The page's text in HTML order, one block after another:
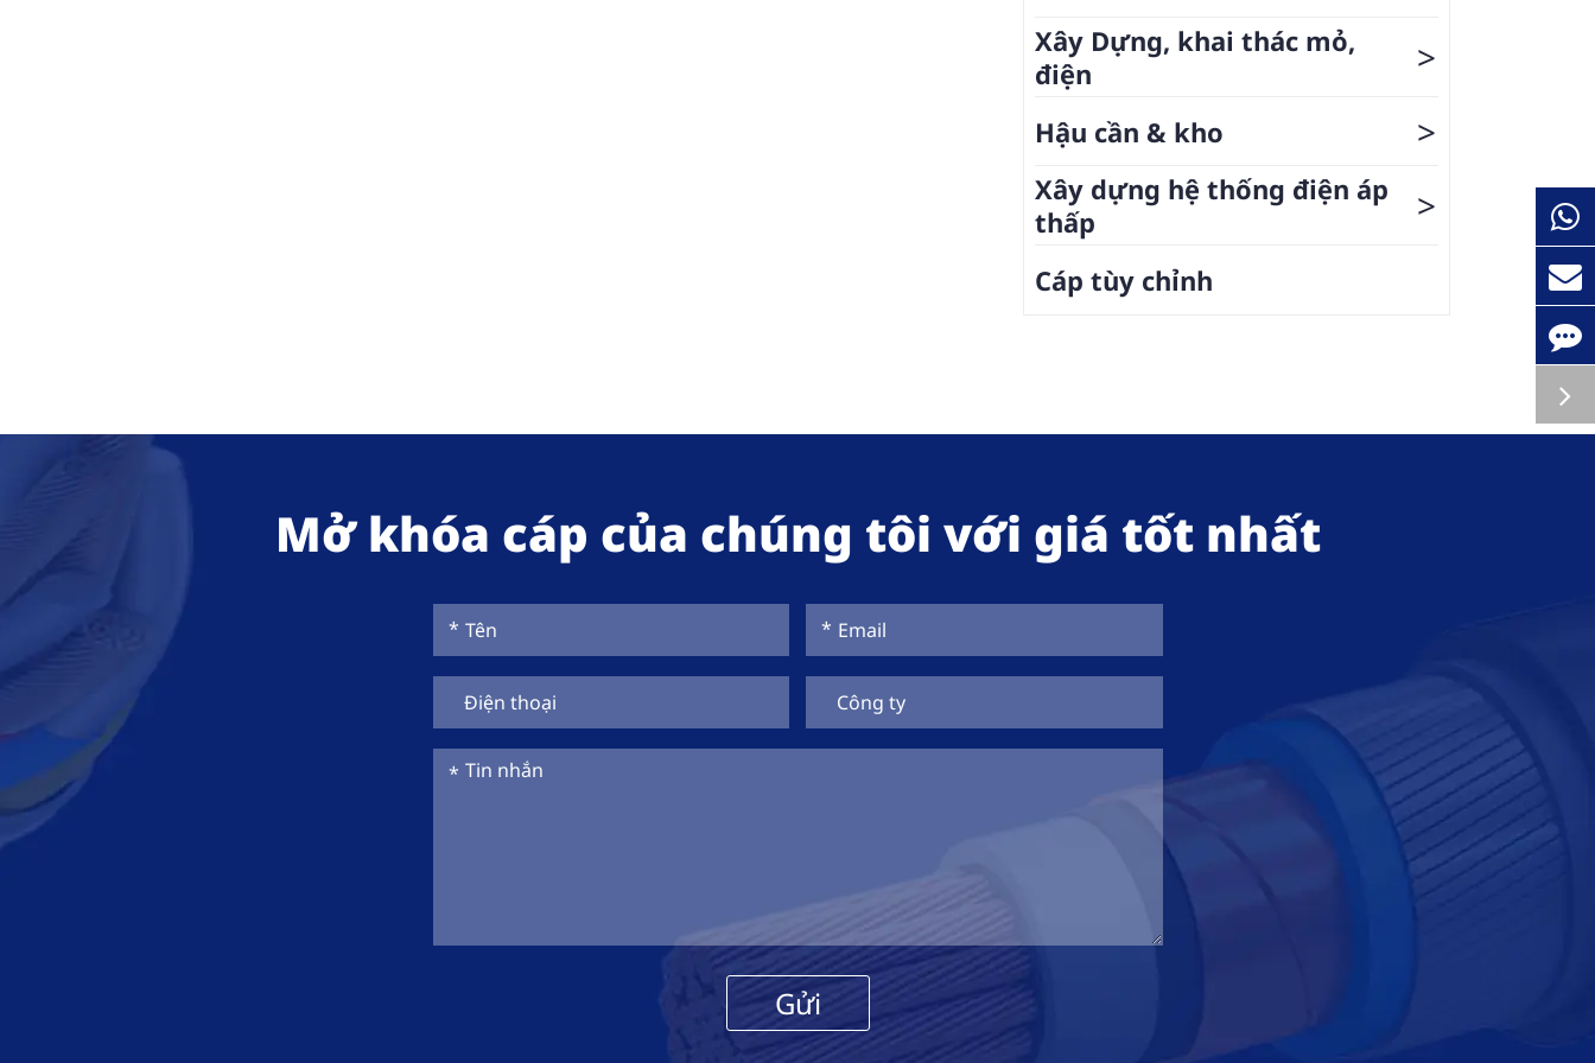
Xây Dựng, khai thác mỏ,
điện
>
Hậu cần & kho >
Xây dựng hệ thống điện áp
thấp
>
Cáp tùy chỉnh
Mở khóa cáp của chúng tôi với giá tốt nhất
Gửi